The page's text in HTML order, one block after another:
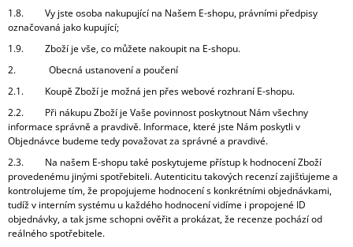
1.8. Vy jste osoba nakupující na Našem E-shopu, právními předpisy
označovaná jako kupující;
1.9. Zboží je vše, co můžete nakoupit na E-shopu.
2. Obecná ustanovení a poučení
2.1. Koupě Zboží je možná jen přes webové rozhraní E-shopu.
2.2. Při nákupu Zboží je Vaše povinnost poskytnout Nám všechny
informace správně a pravdivě. Informace, které jste Nám poskytli v
Objednávce budeme tedy považovat za správné a pravdivé.
2.3. Na našem E-shopu také poskytujeme přístup k hodnocení Zboží
provedenému jinými spotřebiteli. Autenticitu takových recenzí zajišťujeme a
kontrolujeme tím, že propojujeme hodnocení s konkrétními objednávkami,
tudíž v interním systému u každého hodnocení vidíme i propojené ID
objednávky, a tak jsme schopni ověřit a prokázat, že recenze pochází od
reálného spotřebitele.
3
043
Kč